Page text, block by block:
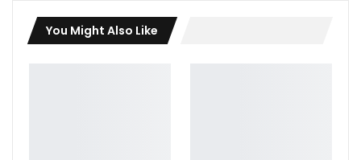
You Might Also Like